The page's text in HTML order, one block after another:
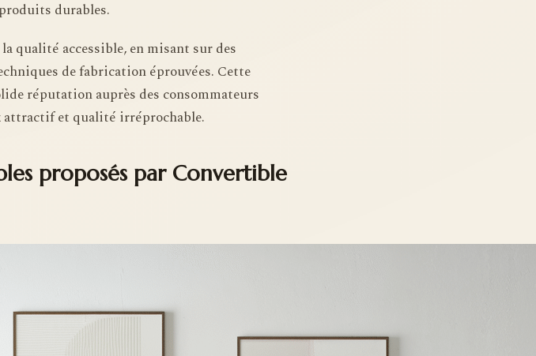
durables.
qualité accessible, en misant sur des
de fabrication éprouvées. Cette
réputation auprès des consommateurs
et qualité irréprochable.
proposés par Convertible